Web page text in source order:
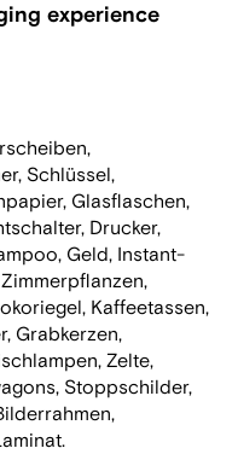
experience
Schlüssel,
Glasflaschen,
Drucker,
Geld, Instant-
Kaffeetassen,
Grabkerzen,
Zelte,
Stoppschilder,